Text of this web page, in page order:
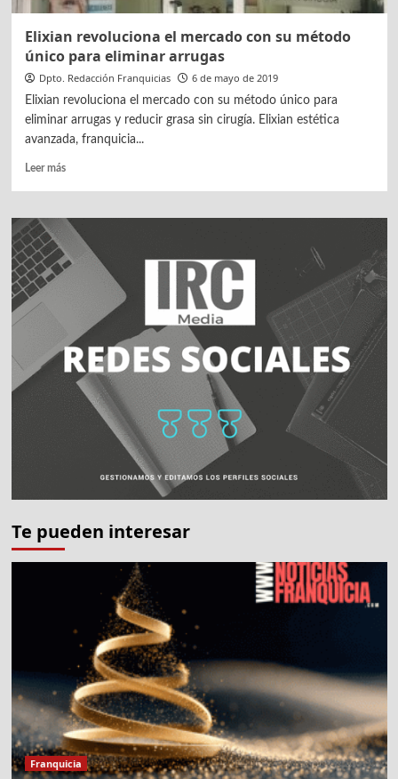
Elixian revoluciona el mercado con su método
único para eliminar arrugas
Dpto. Redacción Franquicias 6 de mayo de 2019
Elixian revoluciona el mercado con su método único para
eliminar arrugas y reducir grasa sin cirugía. Elixian estética
avanzada, franquicia...
Leer másLeer
Elixian
revoluciona
el
mercado
único
para
eliminar
arrugas
Te pueden interesar
Franquicia